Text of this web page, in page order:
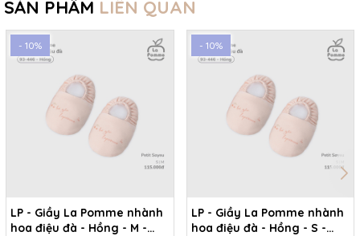
SẢN PHẨM LIÊN QUAN
- 10%
LP - Giầy La Pomme nhành
hoa điệu đà - Hồng - M -
- 10%
LP - Giầy La Pomme nhành
hoa điệu đà - Hồng - S -